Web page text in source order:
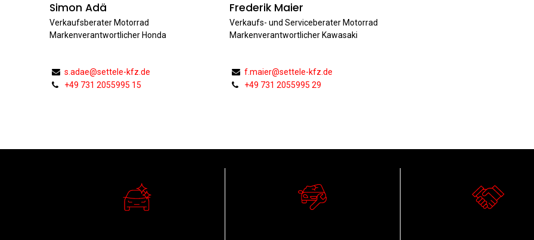
Simon Adä
Verkaufsberater Motorrad
Markenverantwortlicher Honda
s.adae@settele-kfz.de
+49 731 2055995 15
Frederik Maier
Verkaufs- und Serviceberater Motorrad
Markenverantwortlicher Kawasaki
f.maier@settele-kfz.de
+49 731 2055995 29